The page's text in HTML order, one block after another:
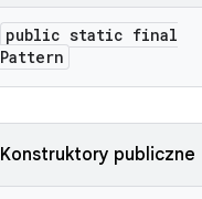
public static final
Pattern
Konstruktory publiczne